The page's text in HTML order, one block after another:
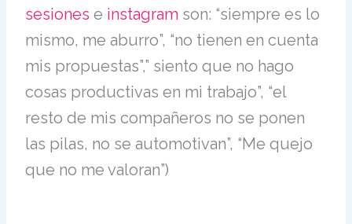
sesiones e instagram son: “siempre es lo
mismo, me aburro”, “no tienen en cuenta
mis propuestas”,” siento que no hago
cosas productivas en mi trabajo”, “el
resto de mis compañeros no se ponen
las pilas, no se automotivan”, “Me quejo
que no me valoran”)